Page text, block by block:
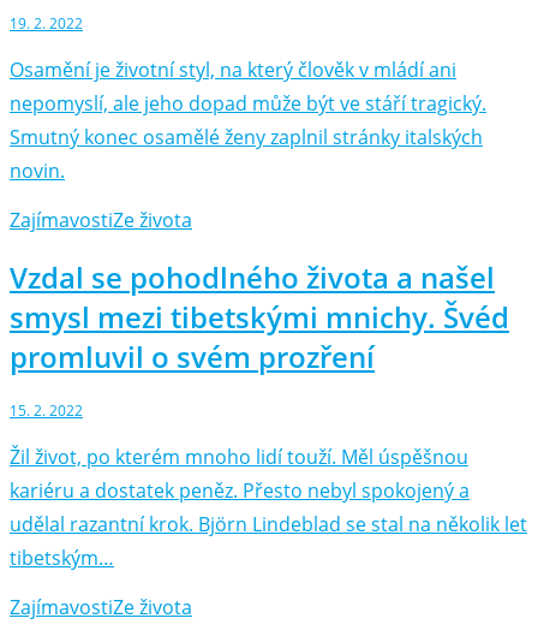
19. 2. 2022
Osamění je životní styl, na který člověk v mládí ani
nepomyslí, ale jeho dopad může být ve stáří tragický.
Smutný konec osamělé ženy zaplnil stránky italských
novin.
ZajímavostiZe života
Vzdal se pohodlného života a našel
smysl mezi tibetskými mnichy. Švéd
promluvil o svém prozření
15. 2. 2022
Žil život, po kterém mnoho lidí touží. Měl úspěšnou
kariéru a dostatek peněz. Přesto nebyl spokojený a
udělal razantní krok. Björn Lindeblad se stal na několik let
tibetským…
ZajímavostiZe života